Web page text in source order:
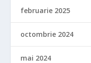
februarie 2025
octombrie 2024
mai 2024